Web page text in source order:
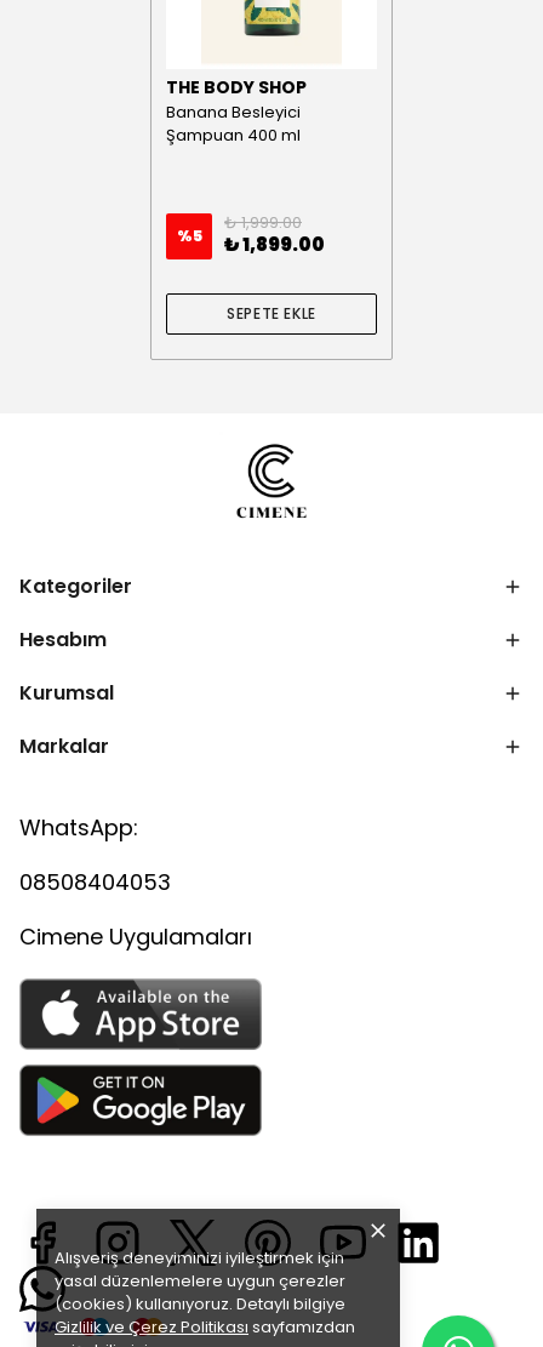
Alışveriş deneyiminizi iyileştirmek için
yasal düzenlemelere uygun çerezler
(cookies) kullanıyoruz. Detaylı bilgiye
Gizlilik ve Çerez Politikası sayfamızdan
THE BODY SHOP
Banana Besleyici
Şampuan 400 ml
%5
₺ 1,999.00
₺ 1,899.00
SEPETE EKLE
Kategoriler
Hesabım
Kurumsal
Markalar
WhatsApp:
08508404053
Cimene Uygulamaları